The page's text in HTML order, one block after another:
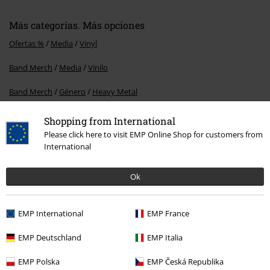
Shopping from International
Please click here to visit EMP Online Shop for customers from
International
Ok
EMP International EMP France
EMP Deutschland EMP Italia
EMP Polska EMP Česká Republika
Más categorías. Más opciones
Ofertas % Media Vinyl
Band Merch Media Vinilo
Band Merch Género Heavy Metal
Band Merch Top Bands King Diamond
15%
descuento
¡Cheque regalo del 15% de descuento,